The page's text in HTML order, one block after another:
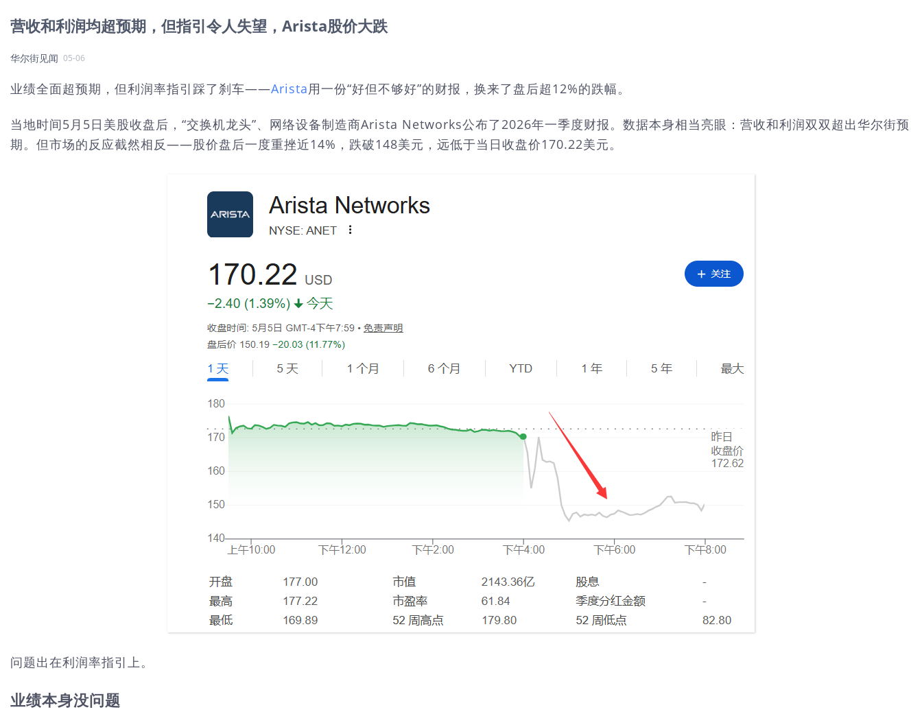
营收和利润均超预期，但指引令人失望，Arista股价大跌
华尔街见闻 05-06
业绩全面超预期，但利润率指引踩了刹车——Arista用一份“好但不够好”的财报，换来了盘后超12%的跌幅。
当地时间5月5日美股收盘后，“交换机龙头”、网络设备制造商Arista Networks公布了2026年一季度财报。数据本身相当亮眼：营收和利润双双超出华尔街预
期。但市场的反应截然相反——股价盘后一度重挫近14%，跌破148美元，远低于当日收盘价170.22美元。
问题出在利润率指引上。
业绩本身没问题